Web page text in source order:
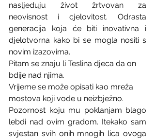
nasljeduju život žrtvovan za
neovisnost i cjelovitost. Odrasta
generacija koja će biti inovativna i
djelotvorna kako bi se mogla nositi s
novim izazovima.
Pitam se znaju li Teslina djeca da on
bdije nad njima.
Vrijeme se može opisati kao mreža
mostova koji vode u neizbježno.
Pozornost koju mu poklanjam blago
lebdi nad ovim gradom. Itekako sam
svjestan svih onih mnogih lica ovoga